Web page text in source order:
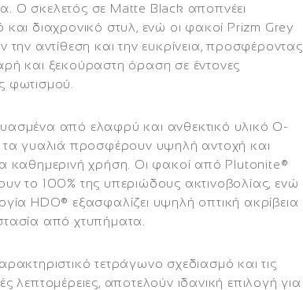
Ο σκελετός σε Matte Black αποπνέει
και διαχρονικό στυλ, ενώ οι φακοί Prizm Grey
την αντίθεση και την ευκρίνεια, προσφέροντας
και ξεκούραστη όραση σε έντονες
φωτισμού.
από ελαφρύ και ανθεκτικό υλικό O-
τα γυαλιά προσφέρουν υψηλή αντοχή και
καθημερινή χρήση. Οι φακοί από Plutonite®
το 100% της υπεριώδους ακτινοβολίας, ενώ
HDO® εξασφαλίζει υψηλή οπτική ακρίβεια
από χτυπήματα.
τετράγωνο σχεδιασμό και τις
λεπτομέρειες, αποτελούν ιδανική επιλογή για